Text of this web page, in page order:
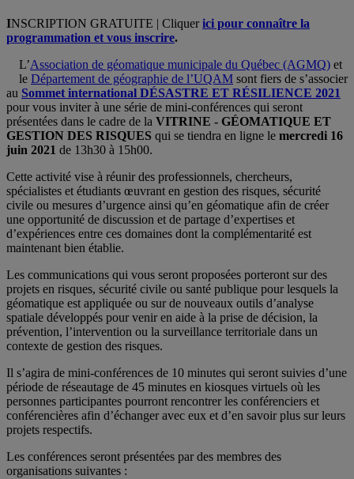
INSCRIPTION GRATUITE | Cliquerici pour connaître la
programmation et vous inscrire.
L’Association de géomatique municipale du Québec (AGMQ) et
le Département de géographie de l’UQAM sont fiers de s’associer
au Sommet international DÉSASTRE ET RÉSILIENCE 2021
pour vous inviter à une série de mini-conférences qui seront
présentées dans le cadre de la VITRINE - GÉOMATIQUE ET
GESTION DES RISQUES qui se tiendra en ligne le mercredi 16
juin 2021 de 13h30 à 15h00.
Cette activité vise à réunir des professionnels, chercheurs,
spécialistes et étudiants œuvrant en gestion des risques, sécurité
civile ou mesures d’urgence ainsi qu’en géomatique afin de créer
une opportunité de discussion et de partage d’expertises et
d’expériences entre ces domaines dont la complémentarité est
maintenant bien établie.
Les communications qui vous seront proposées porteront sur des
projets en risques, sécurité civile ou santé publique pour lesquels la
géomatique est appliquée ou sur de nouveaux outils d’analyse
spatiale développés pour venir en aide à la prise de décision, la
prévention, l’intervention ou la surveillance territoriale dans un
contexte de gestion des risques.
Il s’agira de mini-conférences de 10 minutes qui seront suivies d’une
période de réseautage de 45 minutes en kiosques virtuels où les
personnes participantes pourront rencontrer les conférenciers et
conférencières afin d’échanger avec eux et d’en savoir plus sur leurs
projets respectifs.
Les conférences seront présentées par des membres des
organisations suivantes :